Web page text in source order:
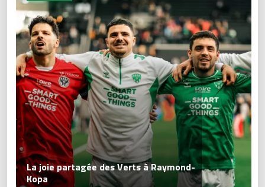
La joie partagée des Verts à Raymond-
Kopa